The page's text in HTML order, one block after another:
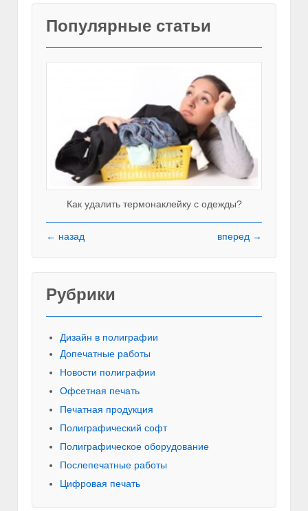
Популярные статьи
Как удалить термонаклейку с одежды?
← назад вперед →
Рубрики
Дизайн в полиграфии
Допечатные работы
Новости полиграфии
Офсетная печать
Печатная продукция
Полиграфический софт
Полиграфическое оборудование
Послепечатные работы
Цифровая печать